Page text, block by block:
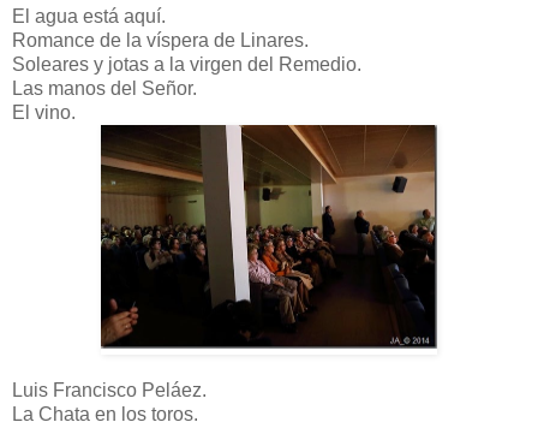
El agua está aquí.
Romance de la víspera de Linares.
Soleares y jotas a la virgen del Remedio.
Las manos del Señor.
El vino.
Luis Francisco Peláez.
La Chata en los toros.